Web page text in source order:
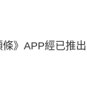
條》APP經已推